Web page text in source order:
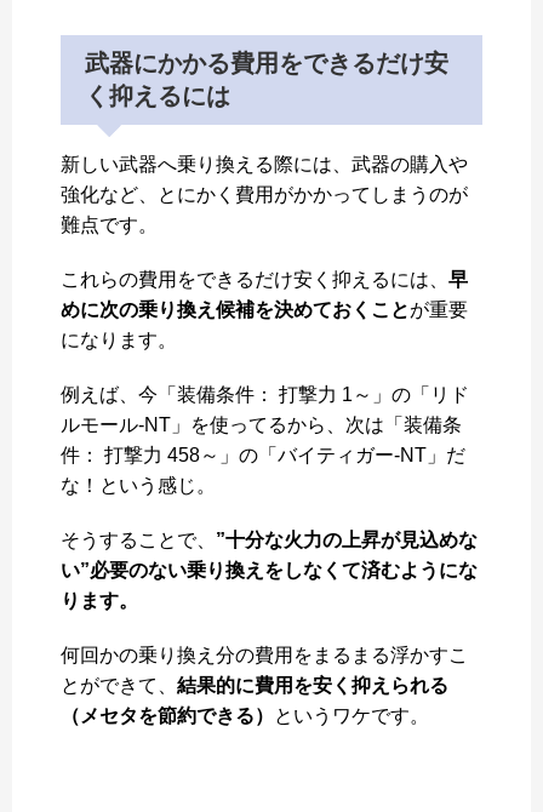
武器にかかる費用をできるだけ安
く抑えるには
新しい武器へ乗り換える際には、武器の購入や
強化など、とにかく費用がかかってしまうのが
難点です。
これらの費用をできるだけ安く抑えるには、 早
めに次の乗り換え候補を決めておくことが重要
になります。
例えば、今「装備条件： 打撃力 1～」の「リド
ルモール-NT」を使ってるから、次は「装備条
件： 打撃力 458～」の「バイティガー-NT」だ
な！という感じ。
そうすることで、 ”十分な火力の上昇が見込めな
い”必要のない乗り換えをしなくて済むようにな
ります。
何回かの乗り換え分の費用をまるまる浮かすこ
とができて、 結果的に費用を安く抑えられる
（メセタを節約できる）
というワケです。